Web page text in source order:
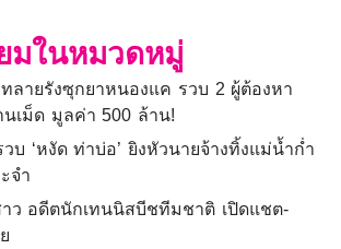
มในหมวดหมู่
ลายรังซุกยาหนองแค รวบ 2 ผู้ต้องหา
เม็ด มูลค่า 500 ล้าน!
บ ‘หงัด ท่าบ่อ’ ยิงหัวนายจ้างทิ้งแม่น้ำก่ำ
จำ
ว อดีตนักเทนนิสบีชทีมชาติ เปิดแชต-